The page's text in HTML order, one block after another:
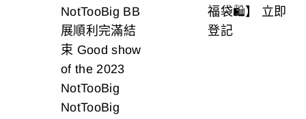
NotTooBig BB
展順利完滿結
束 Good show
of the 2023
NotTooBig
NotTooBig
福袋🛍】 立即
登記